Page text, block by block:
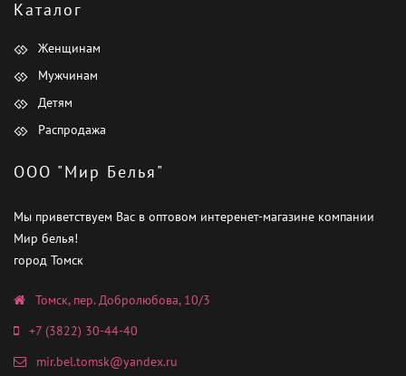
Каталог
Женщинам
Мужчинам
Детям
Распродажа
ООО "Мир Белья"
Мы приветствуем Вас в оптовом интеренет-магазине компании
Мир белья!
город Томск
Томск, пер. Добролюбова, 10/3
+7 (3822) 30-44-40
mir.bel.tomsk@yandex.ru